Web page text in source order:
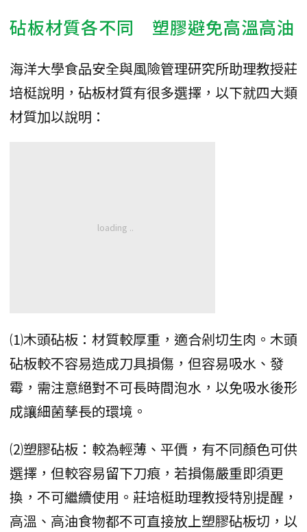
砧板材質各不同 塑膠避免高溫高油
海洋大學食品安全與風險管理研究所助理教授莊
培梃說明，砧板材質有很多選擇，以下就四大類
材質加以說明：
⑴木頭砧板：材質較厚重，適合剁切生肉。木頭
砧板較不容易造成刀具損傷，但容易吸水、發
霉，需注意絕對不可長時間泡水，以免吸水後形
成讓細菌孳長的環境。
⑵塑膠砧板：較為輕薄、平價，有不同顏色可供
選擇，但較容易留下刀痕，若損傷嚴重即須更
換，不可繼續使用。莊培梃助理教授特別提醒，
高溫、高油食物都不可直接放上塑膠砧板切，以